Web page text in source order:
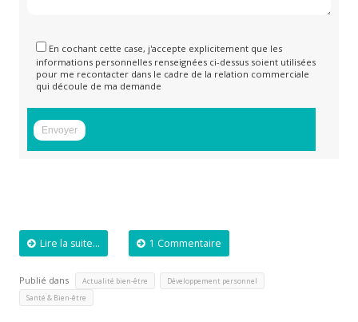
En cochant cette case, j'accepte explicitement que les
informations personnelles renseignées ci-dessus soient utilisées
pour me recontacter dans le cadre de la relation commerciale
qui découle de ma demande
Lire la suite... 1 Commentaire
Publié dans Actualité bien-être Développement personnel
Santé & Bien-être